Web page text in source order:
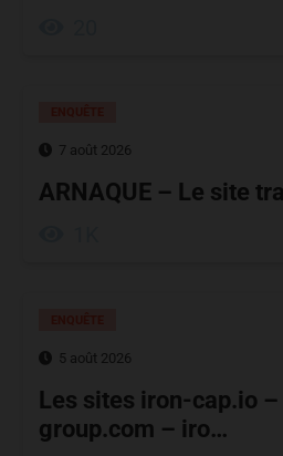
7 août 2026
ARNAQUE – Le site
5 août 2026
Les sites iron-cap.io
group.com – iro…